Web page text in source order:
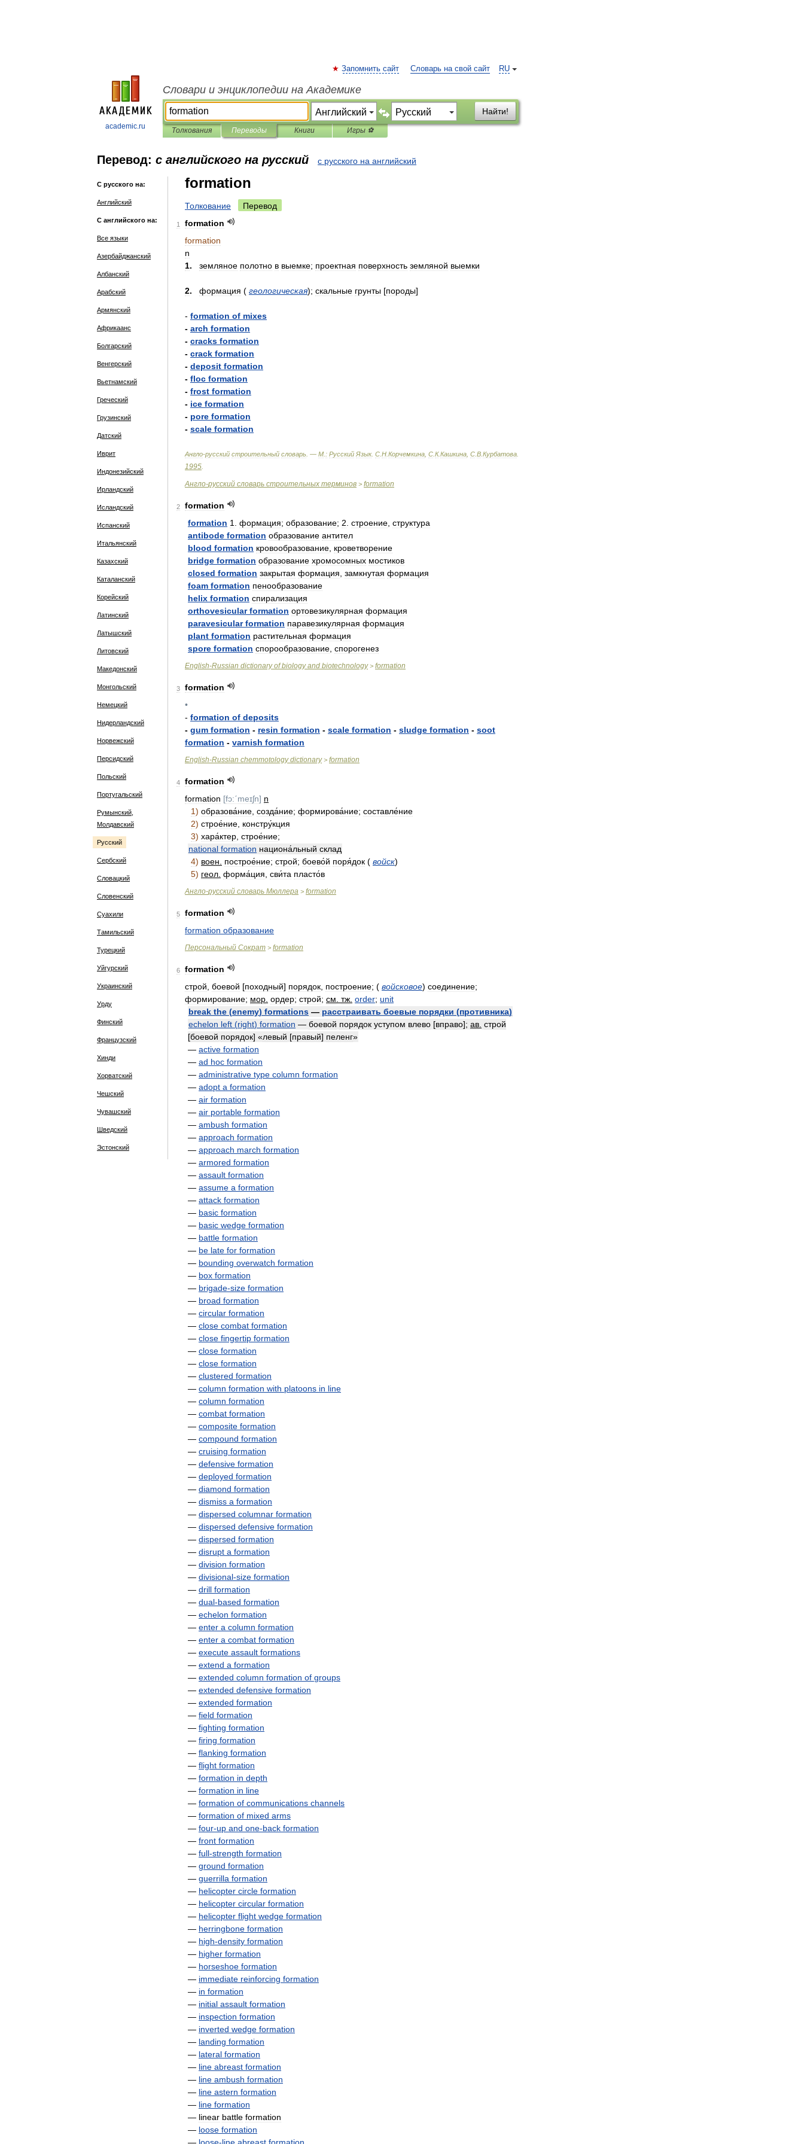
academic.ru
RU
Запомнить сайт Словарь на свой сайт
Словари и энциклопедии на Академике
Найти!
Толкования Переводы Книги Игры ⚽
Перевод: с английского на русский с русского на английский
С русского на:
Английский
С английского на:
Все языки
Азербайджанский
Албанский
Арабский
Армянский
Африкаанс
Болгарский
Венгерский
Вьетнамский
Греческий
Грузинский
Датский
Иврит
Индонезийский
Ирландский
Исландский
Испанский
Итальянский
Казахский
Каталанский
Корейский
Латинский
Латышский
Литовский
Македонский
Монгольский
Немецкий
Нидерландский
Норвежский
Персидский
Польский
Португальский
Румынский,
Молдавский
Русский
Сербский
Словацкий
Словенский
Суахили
Тамильский
Турецкий
Уйгурский
Украинский
Урду
Финский
Французский
Хинди
Хорватский
Чешский
Чувашский
Шведский
Эстонский
formation
Толкование Перевод
1
formation
formation
n
1. земляное полотно в выемке; проектная поверхность земляной выемки
2. формация ( геологическая); скальные грунты [породы]
- formation of mixes
- arch formation
- cracks formation
- crack formation
- deposit formation
- floc formation
- frost formation
- ice formation
- pore formation
- scale formation
Англо-русский строительный словарь . — М : Русский Язык. С Н Корчемкина С К.Кашкина С В Курбатова
1995
Англо-русский словарь строительных терминов > formation
2
formation
formation 1 формация; образование; 2 строение структура
antibode formation образование антител
blood formation кровообразование кроветворение
bridge formation образование хромосомных мостиков
closed formation закрытая формация замкнутая формация
foam formation пенообразование
helix formation спирализация
orthovesicular formation ортовезикулярная формация
paravesicular formation паравезикулярная формация
plant formation растительная формация
spore formation спорообразование спорогенез
English-Russian dictionary of biology and biotechnology> formation
3
formation
•
- formation of deposits
- gum formation - resin formation - scale formation - sludge formation - soot
formation - varnish formation
English-Russian chemmotology dictionary> formation
4
formation
formation [fɔ:ˊmeɪʃn] n
1) образова́ние созда́ние; формирова́ние; составле́ние
2) строе́ние констру́кция
3) хара́ктер строе́ние;
national formation национа́льный склад
4) воен построе́ние; строй; боево́й поря́док ( войск)
5) геол форма́ция сви́та пласто́в
Англо-русский словарь Мюллера > formation
5
formation
formation образование
Персональный Сократ > formation
6
formation
строй боевой [походный] порядок построение; ( войсковое) соединение;
формирование; мор ордер; строй; см тж order; unit
break the (enemy) formations — расстраивать боевые порядки (противника)
echelon left (right) formation — боевой порядок уступом влево [вправо]; ав строй
[боевой порядок] «левый [правый] пеленг»
— active formation
— ad hoc formation
— administrative type column formation
— adopt a formation
— air formation
— air portable formation
— ambush formation
— approach formation
— approach march formation
— armored formation
— assault formation
— assume a formation
— attack formation
— basic formation
— basic wedge formation
— battle formation
— be late for formation
— bounding overwatch formation
— box formation
— brigade-size formation
— broad formation
— circular formation
— close combat formation
— close fingertip formation
— close formation
— close formation
— clustered formation
— column formation with platoons in line
— column formation
— combat formation
— composite formation
— compound formation
— cruising formation
— defensive formation
— deployed formation
— diamond formation
— dismiss a formation
— dispersed columnar formation
— dispersed defensive formation
— dispersed formation
— disrupt a formation
— division formation
— divisional-size formation
— drill formation
— dual-based formation
— echelon formation
— enter a column formation
— enter a combat formation
— execute assault formations
— extend a formation
— extended column formation of groups
— extended defensive formation
— extended formation
— field formation
— fighting formation
— firing formation
— flanking formation
— flight formation
— formation in depth
— formation in line
— formation of communications channels
— formation of mixed arms
— four-up and one-back formation
— front formation
— full-strength formation
— ground formation
— guerrilla formation
— helicopter circle formation
— helicopter circular formation
— helicopter flight wedge formation
— herringbone formation
— high-density formation
— higher formation
— horseshoe formation
— immediate reinforcing formation
— in formation
— initial assault formation
— inspection formation
— inverted wedge formation
— landing formation
— lateral formation
— line abreast formation
— line ambush formation
— line astern formation
— line formation
— linear battle formation
— loose formation